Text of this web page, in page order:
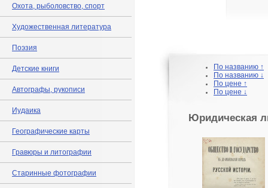
Охота, рыболовство, спорт
Художественная литература
Поэзия
Детские книги
Автографы, рукописи
Иудаика
Географические карты
Гравюры и литографии
Старинные фотографии
По названию ↑
По названию ↓
По цене ↑
По цене ↓
Юридическая